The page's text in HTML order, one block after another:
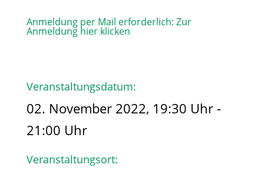
Anmeldung per Mail erforderlich: Zur
Anmeldung hier klicken
Veranstaltungsdatum:
02. November 2022, 19:30 Uhr -
21:00 Uhr
Veranstaltungsort: